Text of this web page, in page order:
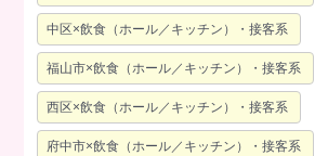
中区×飲食（ホール／キッチン）・接客系
福山市×飲食（ホール／キッチン）・接客系
西区×飲食（ホール／キッチン）・接客系
府中市×飲食（ホール／キッチン）・接客系